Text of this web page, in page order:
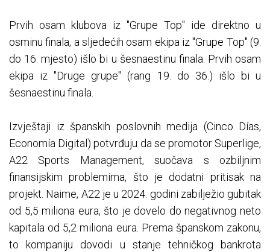
Prvih osam klubova iz "Grupe Top" ide direktno u
osminu finala, a sljedećih osam ekipa iz "Grupe Top" (9.
do 16. mjesto) išlo bi u šesnaestinu finala. Prvih osam
ekipa iz "Druge grupe" (rang 19. do 36.) išlo bi u
šesnaestinu finala.
Izvještaji iz španskih poslovnih medija (Cinco Días,
Economía Digital) potvrđuju da se promotor Superlige,
A22 Sports Management, suočava s ozbiljnim
finansijskim problemima, što je dodatni pritisak na
projekt. Naime, A22 je u 2024. godini zabilježio gubitak
od 5,5 miliona eura, što je dovelo do negativnog neto
kapitala od 5,2 miliona eura. Prema španskom zakonu,
to kompaniju dovodi u stanje tehničkog bankrota